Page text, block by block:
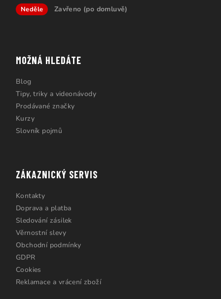
Neděle Zavřeno (po domluvě)
MOŽNÁ HLEDÁTE
Blog
Tipy, triky a videonávody
Prodávané značky
Kurzy
Slovník pojmů
ZÁKAZNICKÝ SERVIS
Kontakty
Doprava a platba
Sledování zásilek
Věrnostní slevy
Obchodní podmínky
GDPR
Cookies
Reklamace a vrácení zboží